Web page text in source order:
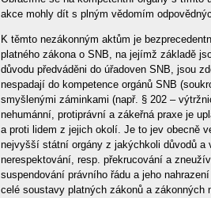
akce mohly dít s plným vědomím
K těmto nezákonným aktům je
platného zákona o SNB, na jejímž základě
důvodu předváděni do úřadoven SNB, jsou
nespadají do kompetence orgánů SNB
smyšlenými záminkami (např. § 202 –
nehumánní, protiprávní a zákeřná praxe je
a proti lidem z jejich okolí. Je to jev obecně
nejvyšší státní orgány z jakýchkoli důvodů
nerespektování, resp. překrucování a
suspendování právního řádu a jeho
celé soustavy platných zákonů a zákonných